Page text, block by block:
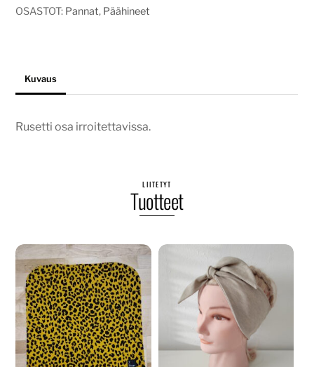
OSASTOT: Pannat, Päähineet
Kuvaus
Rusetti osa irroitettavissa.
LIITETYT
Tuotteet